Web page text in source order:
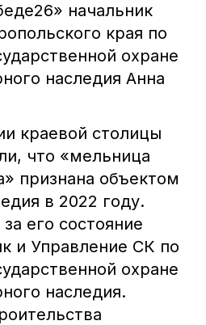
начальник
края по
охране
наследия Анна
краевой столицы
что «мельница
признана объектом
в 2022 году.
его состояние
и Управление СК по
охране
наследия.